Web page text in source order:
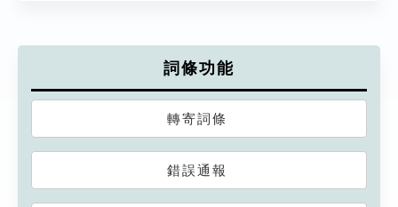
詞條功能
轉寄詞條
錯誤通報